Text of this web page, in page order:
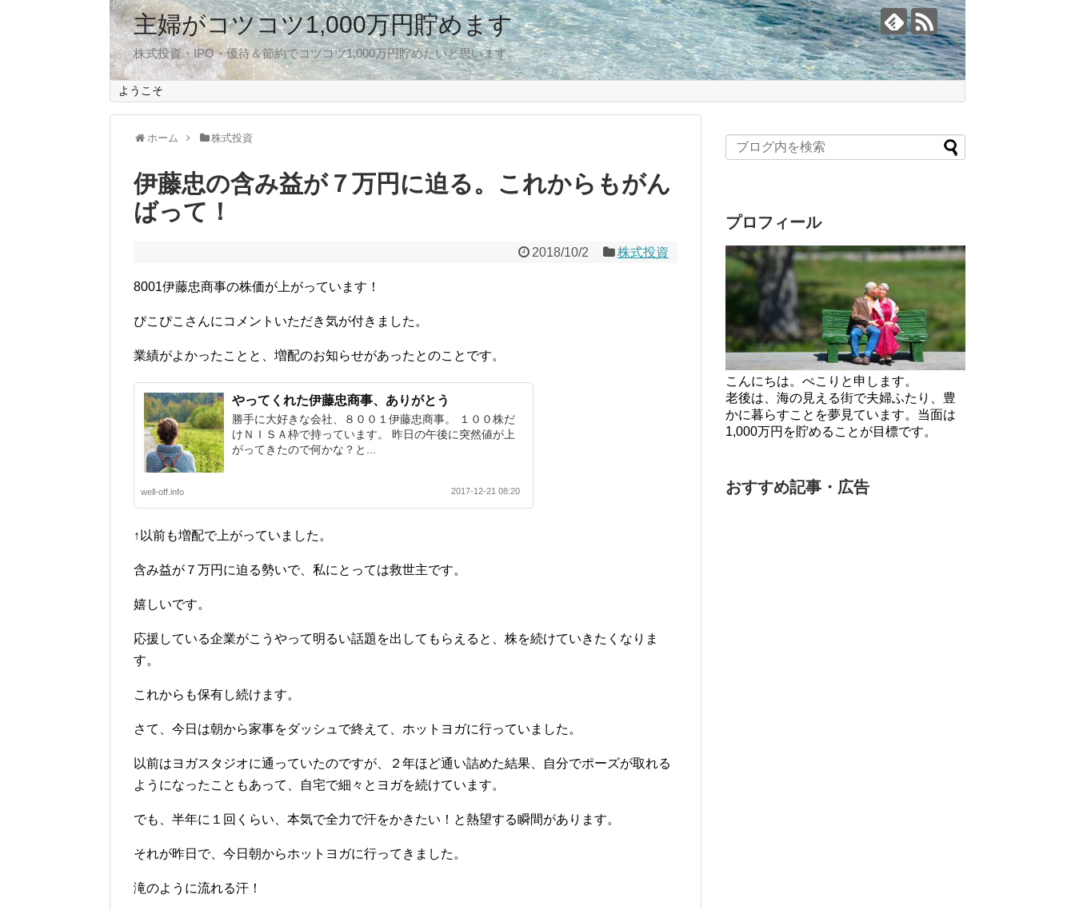
主婦がコツコツ1,000万円貯めます
株式投資・IPO・優待＆節約でコツコツ1,000万円貯めたいと思います。
ようこそ
ホーム 株式投資
伊藤忠の含み益が７万円に迫る。これからもがん
ばって！
2018/10/2 株式投資
8001伊藤忠商事の株価が上がっています！
ぴこぴこさんにコメントいただき気が付きました。
業績がよかったことと、増配のお知らせがあったとのことです。
やってくれた伊藤忠商事、ありがとう
勝手に大好きな会社、８００１伊藤忠商事。 １００株だ
けＮＩＳＡ枠で持っています。 昨日の午後に突然値が上
がってきたので何かな？と...
well-off.info 2017-12-21 08:20
↑以前も増配で上がっていました。
含み益が７万円に迫る勢いで、私にとっては救世主です。
嬉しいです。
応援している企業がこうやって明るい話題を出してもらえると、株を続けていきたくなりま
す。
これからも保有し続けます。
さて、今日は朝から家事をダッシュで終えて、ホットヨガに行っていました。
以前はヨガスタジオに通っていたのですが、２年ほど通い詰めた結果、自分でポーズが取れる
ようになったこともあって、自宅で細々とヨガを続けています。
でも、半年に１回くらい、本気で全力で汗をかきたい！と熱望する瞬間があります。
それが昨日で、今日朝からホットヨガに行ってきました。
滝のように流れる汗！
プロフィール
こんにちは。ぺこりと申します。
老後は、海の見える街で夫婦ふたり、豊
かに暮らすことを夢見ています。当面は
1,000万円を貯めることが目標です。
おすすめ記事・広告